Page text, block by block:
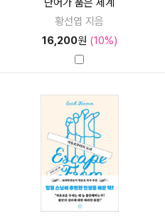
단어가 품은 세계
황선엽 지음
16,200원 (10%)